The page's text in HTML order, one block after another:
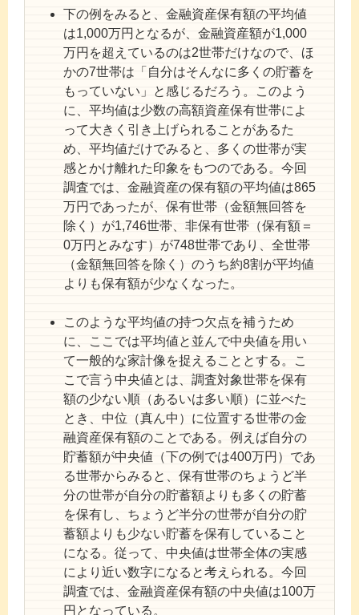
下の例をみると、金融資産保有額の平均値
は1,000万円となるが、金融資産額が1,000
万円を超えているのは2世帯だけなので、ほ
かの7世帯は「自分はそんなに多くの貯蓄を
もっていない」と感じるだろう。このよう
に、平均値は少数の高額資産保有世帯によ
って大きく引き上げられることがあるた
め、平均値だけでみると、多くの世帯が実
感とかけ離れた印象をもつのである。今回
調査では、金融資産の保有額の平均値は865
万円であったが、保有世帯（金額無回答を
除く）が1,746世帯、非保有世帯（保有額＝
0万円とみなす）が748世帯であり、全世帯
（金額無回答を除く）のうち約8割が平均値
よりも保有額が少なくなった。
このような平均値の持つ欠点を補うため
に、ここでは平均値と並んで中央値を用い
て一般的な家計像を捉えることとする。こ
こで言う中央値とは、調査対象世帯を保有
額の少ない順（あるいは多い順）に並べた
とき、中位（真ん中）に位置する世帯の金
融資産保有額のことである。例えば自分の
貯蓄額が中央値（下の例では400万円）であ
る世帯からみると、保有世帯のちょうど半
分の世帯が自分の貯蓄額よりも多くの貯蓄
を保有し、ちょうど半分の世帯が自分の貯
蓄額よりも少ない貯蓄を保有していること
になる。従って、中央値は世帯全体の実感
により近い数字になると考えられる。今回
調査では、金融資産保有額の中央値は100万
円となっている。